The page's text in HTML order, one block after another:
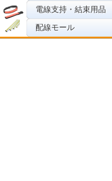
電線支持・結束用品
配線モール